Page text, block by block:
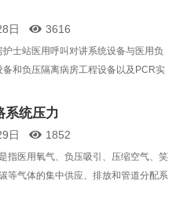
日 3616
士站医用呼叫对讲系统设备与医用负
和负压隔离病房工程设备以及PCR实
优质的产品和完善的…
系统压力
日 1852
指医用氧气、负压吸引、压缩空气、笑
等气体的集中供应、排放和管道分配系